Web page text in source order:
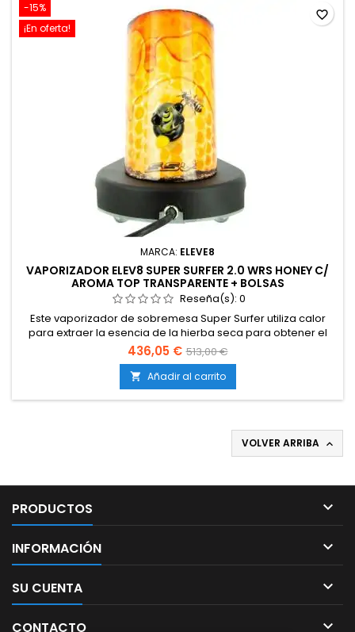
-15%
¡En oferta!
MARCA: ELEVE8
VAPORIZADOR ELEV8 SUPER SURFER 2.0 WRS HONEY C/
AROMA TOP TRANSPARENTE + BOLSAS
Reseña(s): 0
Este vaporizador de sobremesa Super Surfer utiliza calor
para extraer la esencia de la hierba seca para obtener el
mejor sabor.
436,05 € 513,00 €
 Añadir al carrito
favorite_border
VOLVER ARRIBA 
PRODUCTOS 
INFORMACIÓN 
SU CUENTA 
CONTACTO 